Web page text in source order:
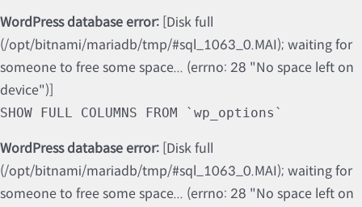
WordPress database error: [Disk full
(/opt/bitnami/mariadb/tmp/#sql_1063_0.MAI); waiting for
someone to free some space... (errno: 28 "No space left on
device")]
SHOW FULL COLUMNS FROM `wp_options`
WordPress database error: [Disk full
(/opt/bitnami/mariadb/tmp/#sql_1063_0.MAI); waiting for
someone to free some space... (errno: 28 "No space left on